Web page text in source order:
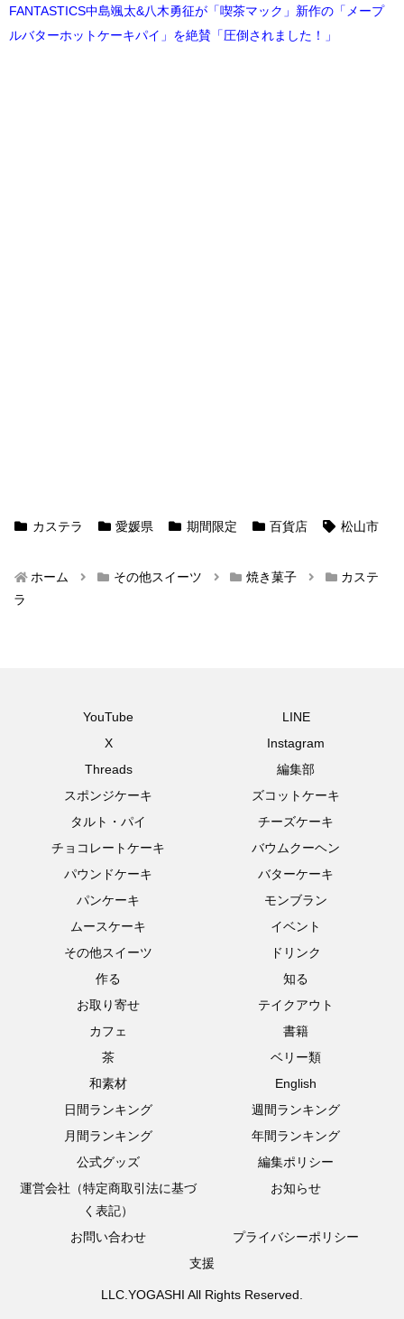
FANTASTICS中島颯太&八木勇征が「喫茶マック」新作の「メープ
ルバターホットケーキパイ」を絶賛「圧倒されました！」
カステラ 愛媛県 期間限定 百貨店 松山市
ホーム その他スイーツ 焼き菓子
カステ
ラ
YouTube
LINE
X
Instagram
Threads
編集部
スポンジケーキ
ズコットケーキ
タルト・パイ
チーズケーキ
チョコレートケーキ
バウムクーヘン
パウンドケーキ
バターケーキ
パンケーキ
モンブラン
ムースケーキ
イベント
その他スイーツ
ドリンク
作る
知る
お取り寄せ
テイクアウト
カフェ
書籍
茶
ベリー類
和素材
English
日間ランキング
週間ランキング
月間ランキング
年間ランキング
公式グッズ
編集ポリシー
運営会社（特定商取引法に基づ
く表記）
お知らせ
お問い合わせ
プライバシーポリシー
支援
LLC.YOGASHI All Rights Reserved.